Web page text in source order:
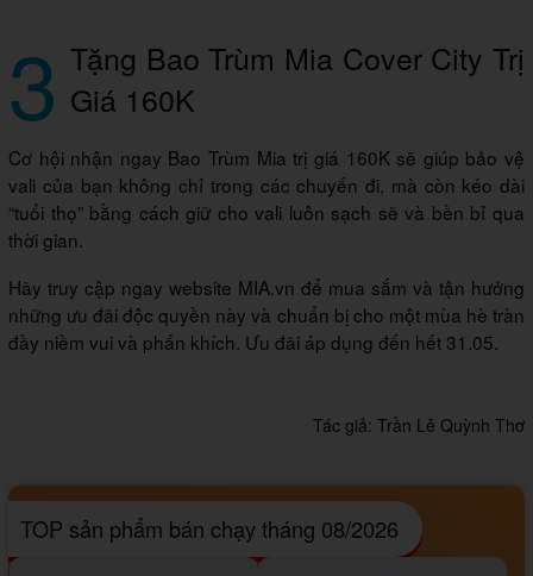
3 Tặng Bao Trùm Mia Cover City Trị
Giá 160K
Cơ hội nhận ngay Bao Trùm Mia trị giá 160K sẽ giúp bảo vệ
vali của bạn không chỉ trong các chuyến đi, mà còn kéo dài
“tuổi thọ” bằng cách giữ cho vali luôn sạch sẽ và bền bỉ qua
thời gian.
Hãy truy cập ngay website MIA.vn để mua sắm và tận hưởng
những ưu đãi độc quyền này và chuẩn bị cho một mùa hè tràn
đầy niềm vui và phấn khích. Ưu đãi áp dụng đến hết 31.05.
Tác giả: Trần Lê Quỳnh Thơ
TOP sản phẩm bán chạy tháng 08/2026